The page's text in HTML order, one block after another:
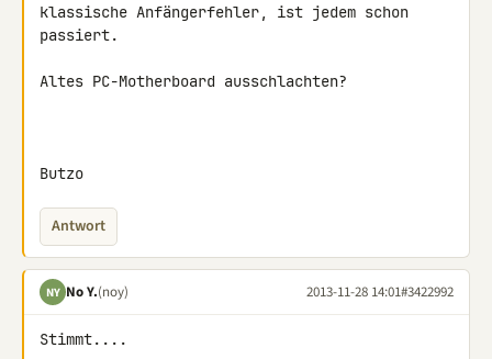
klassische Anfängerfehler, ist jedem schon
passiert.
Altes PC-Motherboard ausschlachten?
Butzo
Antwort
NY No Y.(noy) 2013-11-28 14:01#3422992
Stimmt....